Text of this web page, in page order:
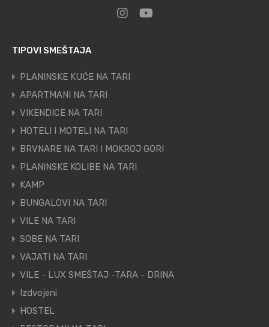
TIPOVI SMEŠTAJA
PLANINSKE KUĆE NA TARI
APARTMANI NA TARI
VIKENDICE NA TARI
HOTELI I MOTELI NA TARI
BRVNARE NA TARI I MOKROJ GORI
PLANINSKE KOLIBE NA TARI
KAMP
BUNGALOVI NA TARI
VILE NA TARI
SOBE NA TARI
VAJATI NA TARI
VILE - LUX SMEŠTAJ -TARA - DRINA
Izdvojeni
HOSTEL